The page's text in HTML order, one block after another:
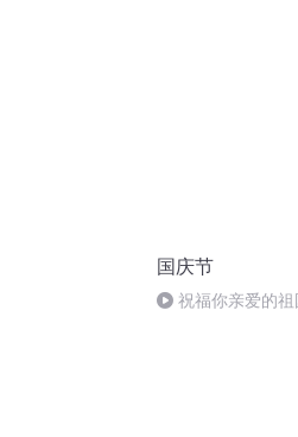
国庆节
祝福你亲爱的祖